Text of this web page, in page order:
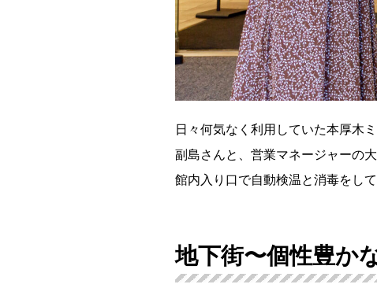
日々何気なく利用していた本厚木
副島さんと、営業マネージャーの
館内入り口で自動検温と消毒をし
地下街〜個性豊か